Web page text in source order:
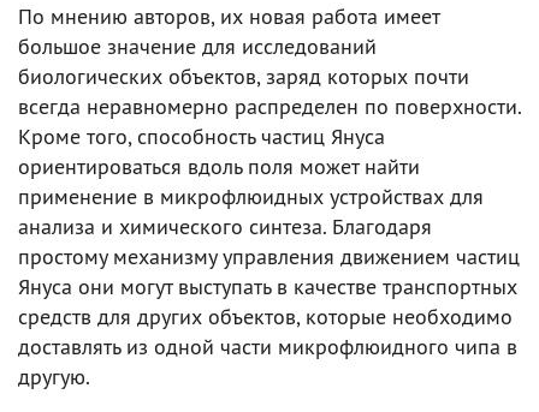
По мнению авторов, их новая работа имеет
большое значение для исследований
биологических объектов, заряд которых почти
всегда неравномерно распределен по поверхности.
Кроме того, способность частиц Януса
ориентироваться вдоль поля может найти
применение в микрофлюидных устройствах для
анализа и химического синтеза. Благодаря
простому механизму управления движением частиц
Януса они могут выступать в качестве транспортных
средств для других объектов, которые необходимо
доставлять из одной части микрофлюидного чипа в
другую.